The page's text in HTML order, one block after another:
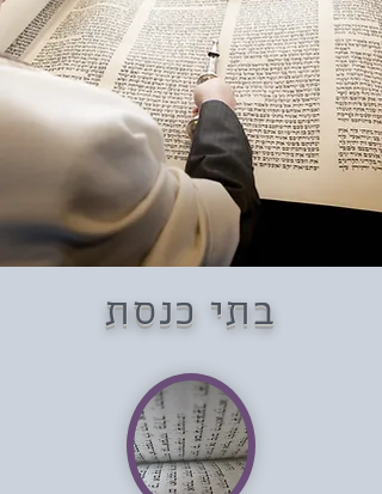
בתי כנסת